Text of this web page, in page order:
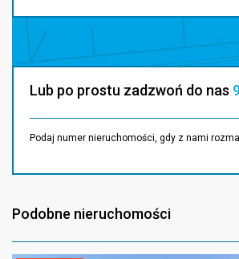
Lub po prostu zadzwoń do nas
Podaj numer nieruchomości, gdy z nami
Podobne nieruchomości